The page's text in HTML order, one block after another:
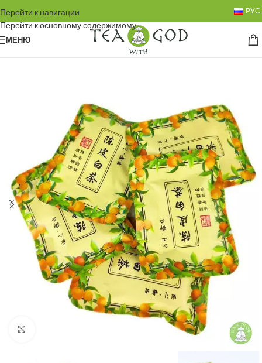
Перейти к навигации
Перейти к основному содержимому
РУС.
МЕНЮ